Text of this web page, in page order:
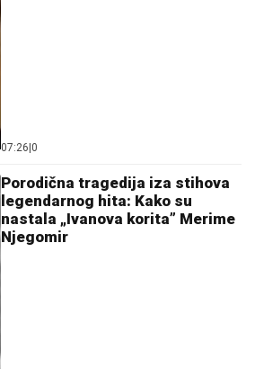
07:26 0
Porodična tragedija iza stihova
legendarnog hita: Kako su
nastala „Ivanova korita” Merime
Njegomir